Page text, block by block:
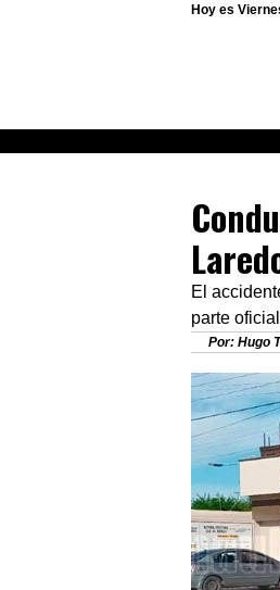
Hoy es
El
parte
Por: Hugo